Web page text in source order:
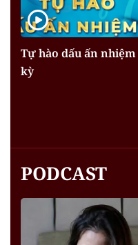
Tự hào dấu ấn nhiệm
kỳ
PODCAST